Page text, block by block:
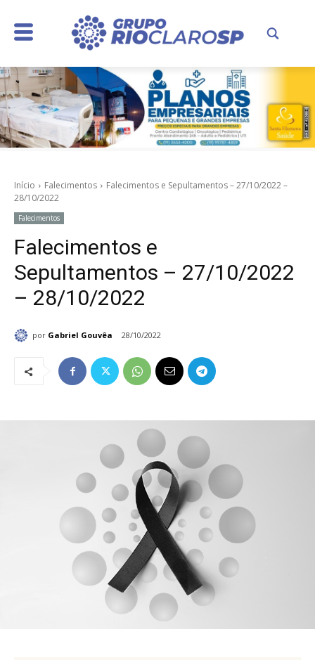
Início Falecimentos
Falecimentos e Sepultamentos – 27/10/2022 –
28/10/2022
Falecimentos
Falecimentos e
Sepultamentos – 27/10/2022
– 28/10/2022
por Gabriel Gouvêa 28/10/2022